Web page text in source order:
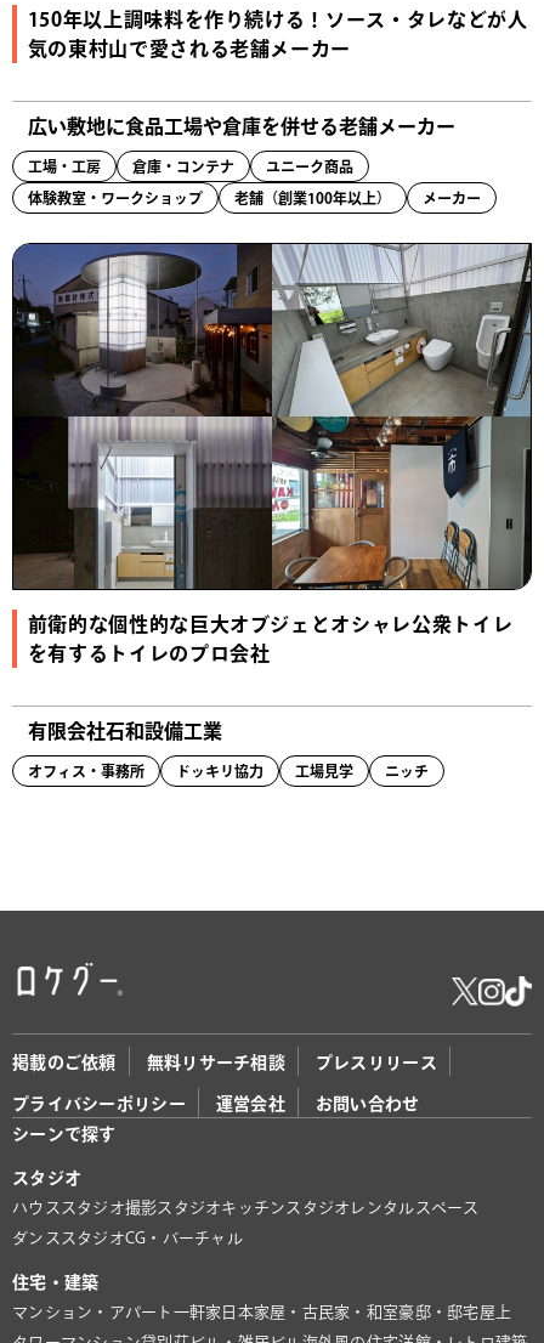
150年以上調味料を作り続ける！ソース・タレなどが人
気の東村山で愛される老舗メーカー
広い敷地に食品工場や倉庫を併せる老舗メーカー
工場・工房 倉庫・コンテナ ユニーク商品
体験教室・ワークショップ 老舗（創業100年以上） メーカー
前衛的な個性的な巨大オブジェとオシャレ公衆トイレ
を有するトイレのプロ会社
有限会社石和設備工業
オフィス・事務所 ドッキリ協力 工場見学 ニッチ
掲載のご依頼 無料リサーチ相談 プレスリリース
プライバシーポリシー 運営会社
お問い合わせ
シーンで探す
スタジオ
ハウススタジオ撮影スタジオキッチンスタジオ レンタルスペース
ダンススタジオCG・バーチャル
住宅・建築
マンション・アパート 一軒家 日本家屋・古民家・和室豪邸・邸宅屋上